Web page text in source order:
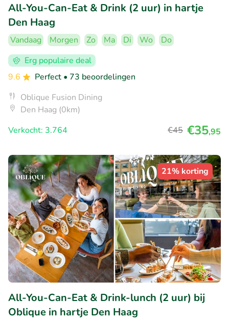
All-You-Can-Eat & Drink (2 uur) in hartje
Den Haag
Vandaag Morgen Zo Ma Di Wo
Do
Erg populaire deal
9.6
Perfect • 73 beoordelingen
Oblique Fusion Dining
Den Haag (0km)
Verkocht: 3.764
€45 €35,95
21% korting
All-You-Can-Eat & Drink-lunch (2 uur) bij
Oblique in hartje Den Haag